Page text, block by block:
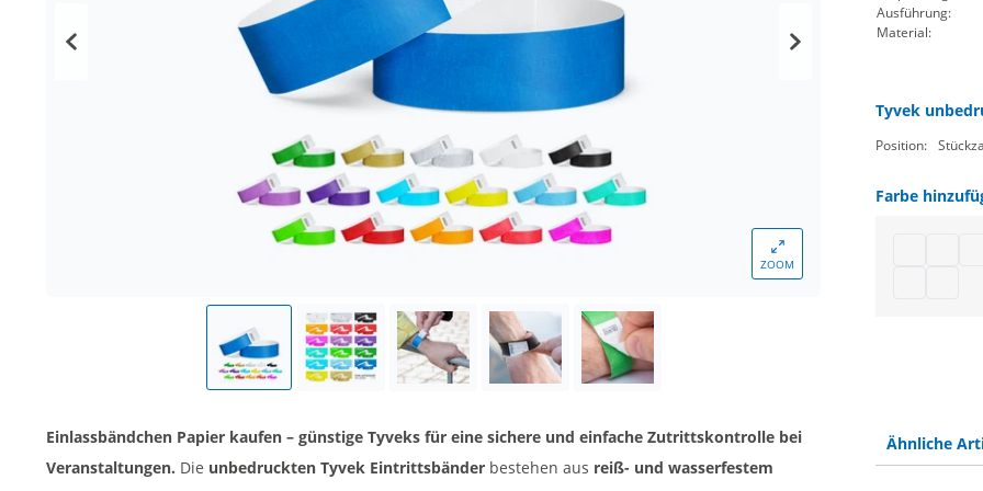
ZOOM
Ausführung:
Material:
Tyvek
Position:
Farbe
Einlassbändchen Papier kaufen – günstige Tyveks für eine sichere und einfache Zutrittskontrolle bei
Veranstaltungen. Die unbedruckten Tyvek Eintrittsbänder bestehen aus reiß- und wasserfestem
Ähnliche